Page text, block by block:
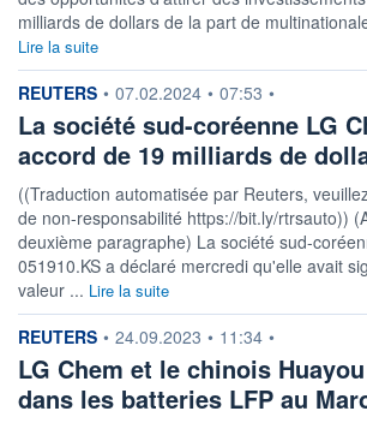
milliards de dollars de la part de
Lire la suite
information fournie par
REUTERS • 07.02.2024 • 07:53 •
La société sud-coréenne LG
accord de 19 milliards de
((Traduction automatisée par Reuters,
de non-responsabilité https://bit.ly/rtrsauto))
deuxième paragraphe) La société sud-
051910.KS a déclaré mercredi qu'elle avait
valeur ... Lire la suite
information fournie par
REUTERS • 24.09.2023 • 11:34 •
LG Chem et le chinois
dans les batteries LFP au